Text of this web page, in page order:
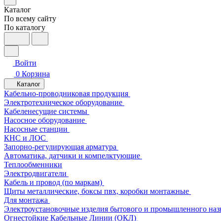
Каталог
По всему сайту
По каталогу
Войти
0 Корзина
Каталог
Кабельно-проводниковая продукция
Электротехническое оборудование
Кабеленесущие системы
Насосное оборудование
Насосные станции
КНС и ЛОС
Запорно-регулирующая арматура
Автоматика, датчики и компелктующие
Теплообменники
Электродвигатели
Кабель и провод (по маркам)
Щиты металлические, боксы пвх, коробки монтажные
Для монтажа
Электроустановочные изделия бытового и промышленного
Огнестойкие Кабельные Линии (ОКЛ)